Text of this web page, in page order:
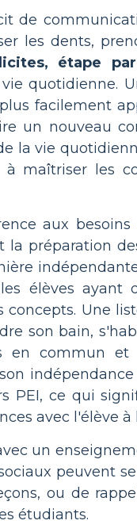
de
les dents,
étape
quotidienne.
facilement
un nouveau
la vie
les
aux
préparation
élèves ayant
Une
son bain,
commun et
PEI, ce qui
avec l'élève à
un
peuvent
ou de
étudiants.